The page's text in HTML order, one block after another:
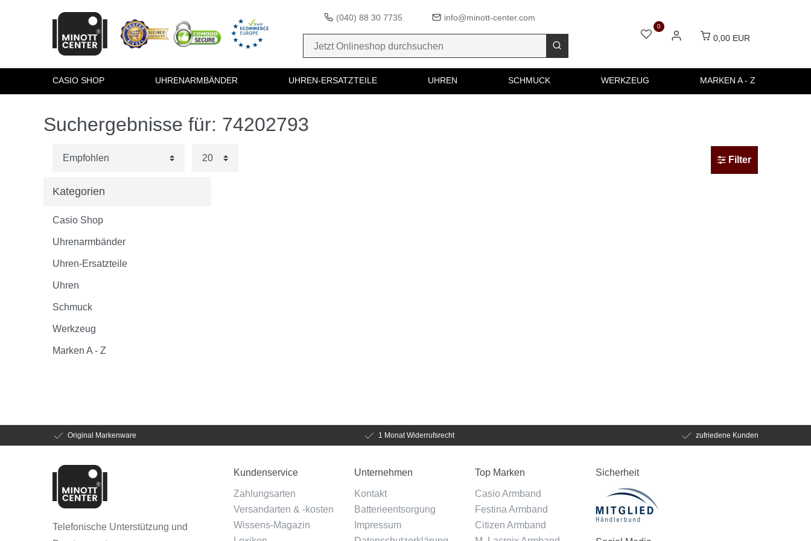
(040) 88 30 7735 info@minott-center.com
0
0,00 EUR
CASIO SHOP UHRENARMBÄNDER UHREN-ERSATZTEILE UHREN SCHMUCK WERKZEUG MARKEN A - Z
Suchergebnisse für: 74202793
Filter
Kategorien
Casio Shop
Uhrenarmbänder
Uhren-Ersatzteile
Uhren
Schmuck
Werkzeug
Marken A - Z
Original Markenware 1 Monat Widerrufsrecht zufriedene Kunden
Telefonische Unterstützung und
Kundenservice
Zahlungsarten
Versandarten & -kosten
Wissens-Magazin
Unternehmen
Kontakt
Batterieentsorgung
Impressum
Top Marken
Casio Armband
Festina Armband
Citizen Armband
Sicherheit